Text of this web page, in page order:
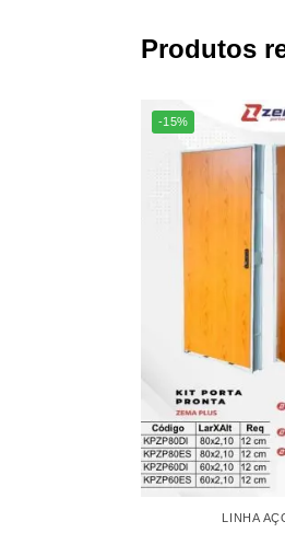
Produtos
-15%
LINHA